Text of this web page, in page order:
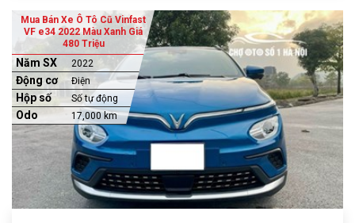
Mua Bán Xe Ô Tô Cũ Vinfast
VF e34 2022 Màu Xanh Giá
480 Triệu
Năm SX 2022
Động cơ Điện
Hộp số Số tự động
Odo 17,000 km